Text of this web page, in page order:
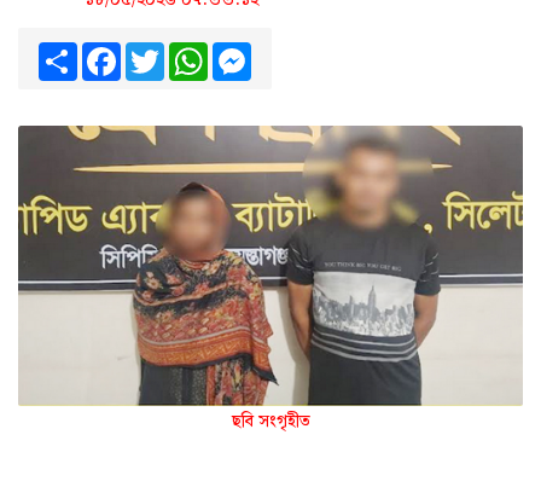
ShareFacebook
TwitterWhatsApp
ছবি সংগৃহীত